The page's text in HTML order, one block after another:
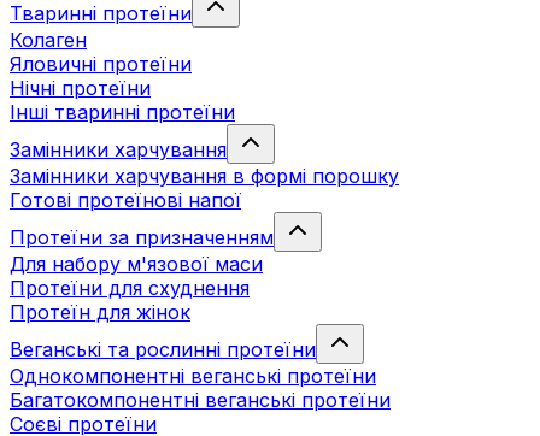
Тваринні протеїни
Колаген
Яловичні протеїни
Нічні протеїни
Інші тваринні протеїни
Замінники харчування
Замінники харчування в формі порошку
Готові протеїнові напої
Протеїни за призначенням
Для набору м'язової маси
Протеїни для схуднення
Протеїн для жінок
Веганські та рослинні протеїни
Однокомпонентні веганські протеїни
Багатокомпонентні веганські протеїни
Cоєві протеїни